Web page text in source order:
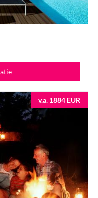
v.a. 1884 EUR